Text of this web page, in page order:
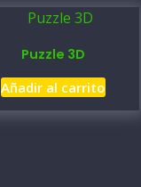
Puzzle 3D
Añadir al carrito